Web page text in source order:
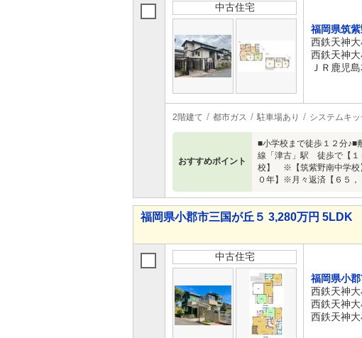
中古住宅
福岡県筑
西鉄天神
西鉄天神
ＪＲ鹿児
2階建て 都市ガス 駐車場あり システムキッ
おすすめポイント
■小学校まで徒歩１２分
線「津古」駅 徒歩で【１
校】 ※【筑紫野南中学校
０年】※月々返済【６５，
福岡県小郡市三国が丘５ 3,280万円 5LDK
中古住宅
福岡県小
西鉄天神
西鉄天神
西鉄天神